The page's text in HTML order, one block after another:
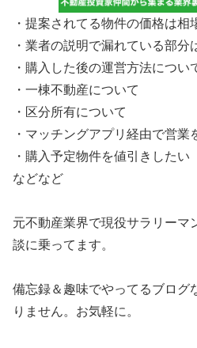
・提案されてる物件の価格は相
・業者の説明で漏れている部分
・購入した後の運営方法につい
・一棟不動産について
・区分所有について
・マッチングアプリ経由で営業
・購入予定物件を値引きしたい
などなど
元不動産業界で現役サラリーマ
談に乗ってます。
備忘録＆趣味でやってるブログ
りません。お気軽に。